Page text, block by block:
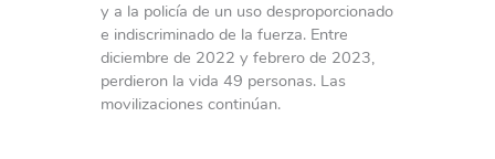
y a la policía de un uso desproporcionado
e indiscriminado de la fuerza. Entre
diciembre de 2022 y febrero de 2023,
perdieron la vida 49 personas. Las
movilizaciones continúan.